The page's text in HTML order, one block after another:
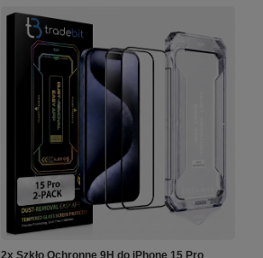
2x Szkło Ochronne 9H do iPhone 15 Pro